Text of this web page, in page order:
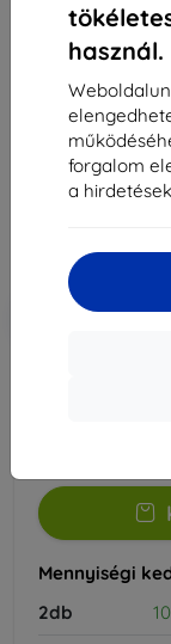
használ.
forgalom
a
3mk Paper
Alkalmas:
8 490 Ft
7 641 Ft
Ár ÁFA nelkül6 016 Ft
-10%
Külső
Mennyiségi
2db